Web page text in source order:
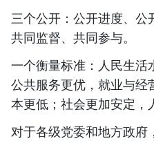
三个公开：公开进度、公
共同监督、共同参与。
一个衡量标准：人民生活
公共服务更优，就业与经
本更低；社会更加安定，
对于各级党委和地方政府